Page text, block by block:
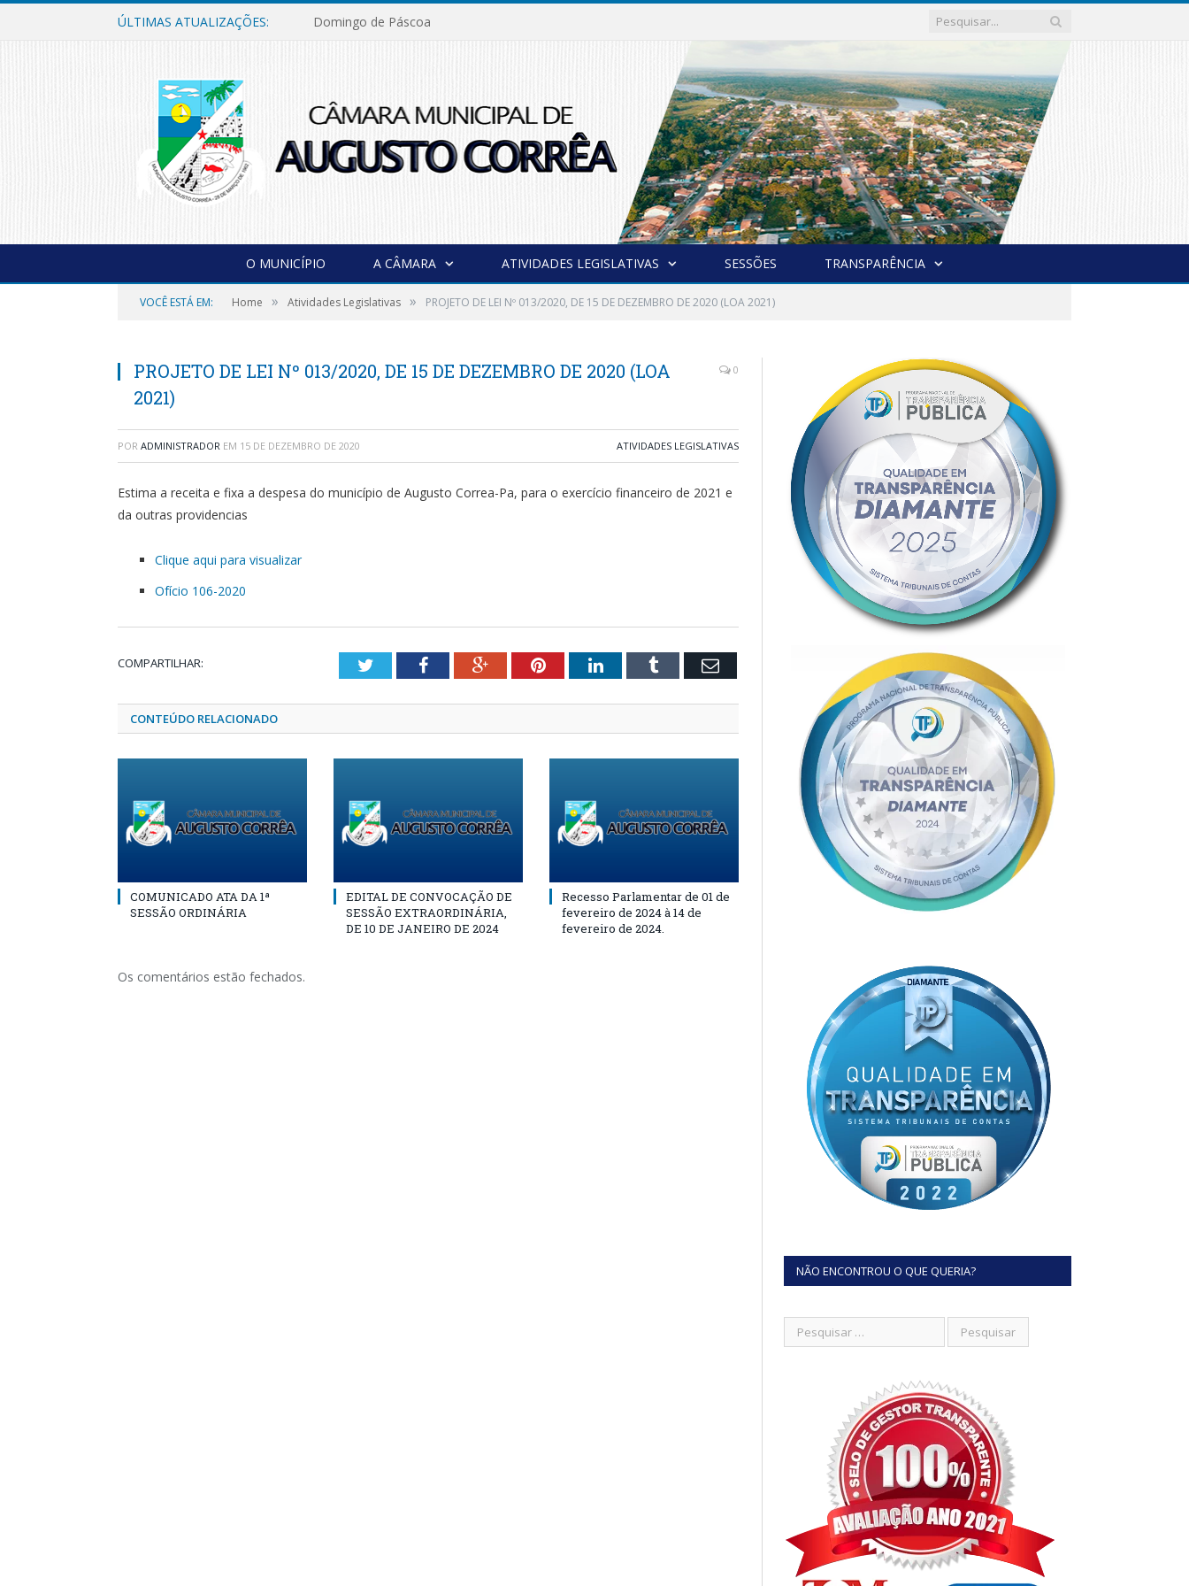
ÚLTIMAS ATUALIZAÇÕES: Domingo de Páscoa
O MUNICÍPIO A CÂMARA ATIVIDADES LEGISLATIVAS SESSÕES TRANSPARÊNCIA
VOCÊ ESTÁ EM: Home » Atividades Legislativas » PROJETO DE LEI Nº 013/2020, DE 15 DE DEZEMBRO DE 2020 (LOA 2021)
PROJETO DE LEI Nº 013/2020, DE 15 DE DEZEMBRO DE 2020 (LOA
2021)
0
POR ADMINISTRADOR EM 15 DE DEZEMBRO DE 2020 ATIVIDADES LEGISLATIVAS
Estima a receita e fixa a despesa do município de Augusto Correa-Pa, para o exercício financeiro de 2021 e
da outras providencias
Clique aqui para visualizar
Ofício 106-2020
COMPARTILHAR: TwitterFacebookGoogle+PinterestLinkedInTumblr Email
CONTEÚDO RELACIONADO
COMUNICADO ATA DA 1ª
SESSÃO ORDINÁRIA
EDITAL DE CONVOCAÇÃO DE
SESSÃO EXTRAORDINÁRIA,
DE 10 DE JANEIRO DE 2024
Recesso Parlamentar de 01 de
fevereiro de 2024 à 14 de
fevereiro de 2024.
Os comentários estão fechados.
NÃO ENCONTROU O QUE QUERIA?